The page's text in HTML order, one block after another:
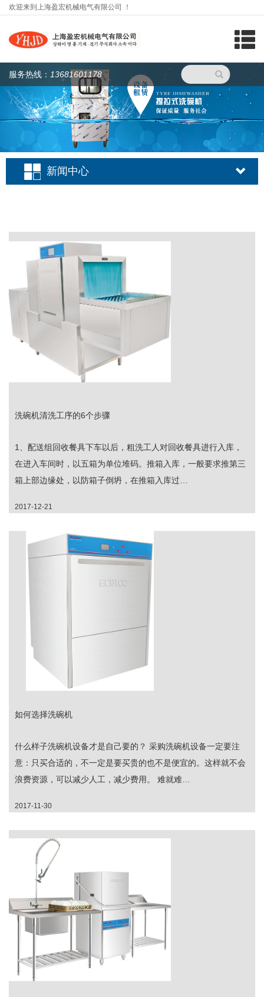
欢迎来到上海盈宏机械电气有限公司 ！
网站首页
关于我们
新闻中心
产品展示
视频播放
服务热线： 13681601178
新闻中心
洗碗机清洗工序的6个步骤
1、配送组回收餐具下车以后，粗洗工人对回收餐具进行入库，
在进入车间时，以五箱为单位堆码。推箱入库，一般要求推第三
箱上部边缘处，以防箱子倒坍，在推箱入库过…
2017-12-21
如何选择洗碗机
什么样子洗碗机设备才是自己要的？ 采购洗碗机设备一定要注
意：只买合适的，不一定是要买贵的也不是便宜的。这样就不会
浪费资源，可以减少人工，减少费用。 难就难…
2017-11-30